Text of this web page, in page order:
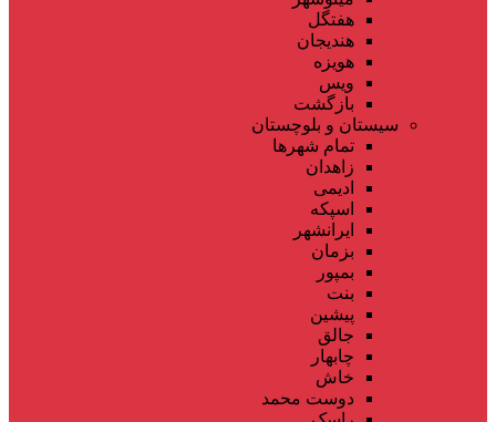
هفتگل
هندیجان
هویزه
ویس
بازگشت
سیستان و بلوچستان
تمام شهر‌ها
زاهدان
ادیمی
اسپکه
ایرانشهر
بزمان
بمپور
بنت
پیشین
جالق
چابهار
خاش
دوست محمد